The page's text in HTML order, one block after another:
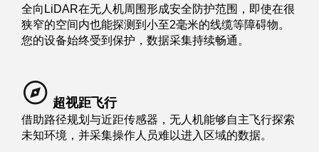
全向LiDAR在无人机周围形成安全防护范围，即使在很
狭窄的空间内也能探测到小至2毫米的线缆等障碍物。
您的设备始终受到保护，数据采集持续畅通。
超视距飞行
借助路径规划与近距传感器，无人机能够自主飞行探索
未知环境，并采集操作人员难以进入区域的数据。